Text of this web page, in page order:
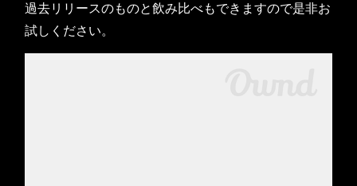
過去リリースのものと飲み比べもできますので是非お
試しください。